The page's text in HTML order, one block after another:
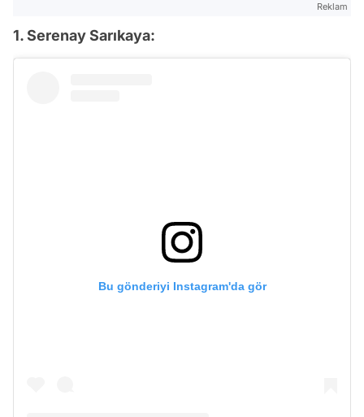
Reklam
1. Serenay Sarıkaya:
Bu gönderiyi Instagram'da gör